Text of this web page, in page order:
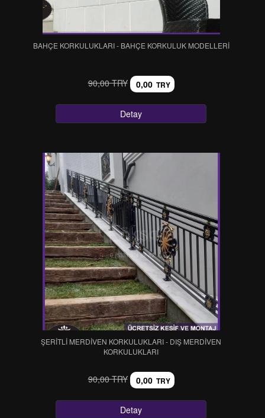
BAHÇE KORKULUKLARI - BAHÇE KORKULUK MODELLERI
90,00 TRY 0,00 TRY
Detay
ŞERİTLİ MERDİVEN KORKULUKLARI - DIŞ MERDİVEN
KORKULUKLARI
90,00 TRY 0,00 TRY
Detay